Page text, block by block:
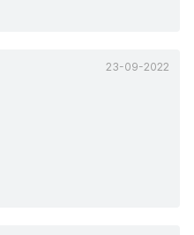
23-09-2022